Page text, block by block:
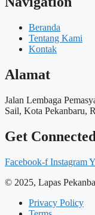
Beranda
Tentang Kami
Kontak
Alamat
Jalan Lembaga
Sail, Kota Pekanbaru,
Get Connected
Facebook-f Instagram
© 2025, Lapas
Privacy Policy